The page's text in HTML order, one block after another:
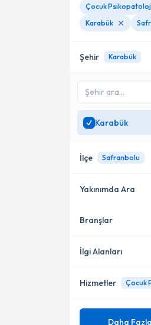
Çocuk
Karabük
Şehir Karabük
Karabük
İlçe Safranbolu
Safranbolu
Yakınımda Ara
Konumuma yakın
Branşlar
Psikoloji
İlgi Alanları
Aile Terapisi
Hizmetler Çocuk
Mezuniyet
Daha